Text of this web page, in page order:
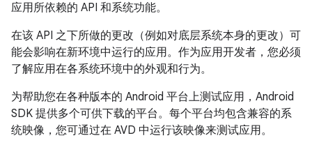
应用所依赖的 API 和系统功能。
在该 API 之下所做的更改（例如对底层系统本身的更改）可
能会影响在新环境中运行的应用。 作为应用开发者，您必须
了解应用在各系统环境中的外观和行为。
为帮助您在各种版本的 Android 平台上测试应用，Android
SDK 提供多个可供下载的平台。每个平台均包含兼容的系
统映像，您可通过在 AVD 中运行该映像来测试应用。